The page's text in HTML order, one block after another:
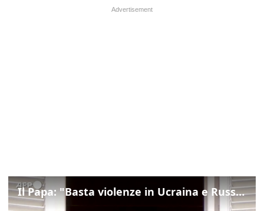
Il Papa: "Basta violenze in Ucraina e Russia, spazio a diplomazia"